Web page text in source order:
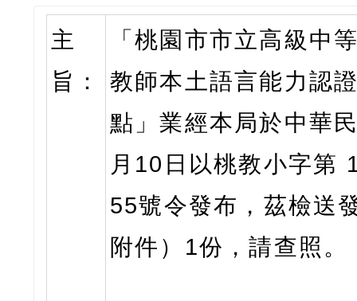
主
旨：
「桃園市市立高級中
教師本土語言能力認
點」業經本局於中華
月10日以桃教小字第
55號令發布，茲檢送
附件）1份，請查照。